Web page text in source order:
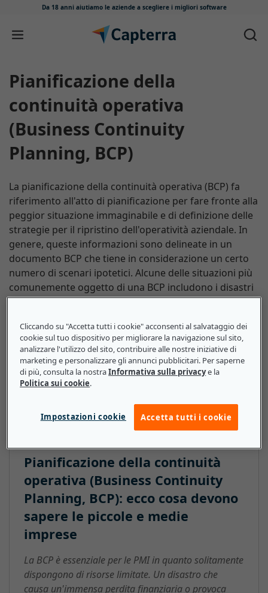
Da 18 anni aiutiamo le aziende a scegliere i migliori software
Salta e vai al contenuto
Pianificazione della
continuità operativa
(Business Continuity
Planning, BCP)
La pianificazione della continuità operativa (BCP) fa
riferimento all'atto di pianificazione per fare fronte alla
peggior situazione immaginabile e di definizione delle
strategie per il ripristino dell'operatività aziendale. In
genere, queste informazioni sono delineate in un
documento BCP che tiene in considerazione un certo
numero di scenari ipotetici. Alcune delle situazioni più
comunemente oggetto di una BCP includono i disastri
naturali come tornado e incendi, interruzioni di
dipendenti. In questi casi, la BCP descriverà le modalità
da adottare per proteggere le persone e le risorse,
indicherà come ridurre i rischi associati a ulteriori
danni e fornirà istruzioni su come ripristinare
l'operatività aziendale una volta ristabilite le condizioni
Pianificazione della continuità
operativa (Business Continuity
Planning, BCP): ecco cosa devono
sapere le piccole e medie
imprese
La BCP è essenziale per le PMI in quanto solitamente
dispongono di risorse limitate. Un disastro che
causa un'immensa perdita finanziaria o provoca
Cliccando su "Accetta tutti i cookie" acconsenti al salvataggio dei
cookie sul tuo dispositivo per migliorare la navigazione sul sito,
analizzare l'utilizzo del sito, contribuire alle nostre iniziative di
marketing e personalizzare gli annunci pubblicitari. Per saperne
di più, consulta la nostraInformativa sulla privacye la
Politica sui cookie.
Impostazioni cookie Accetta tutti i cookie